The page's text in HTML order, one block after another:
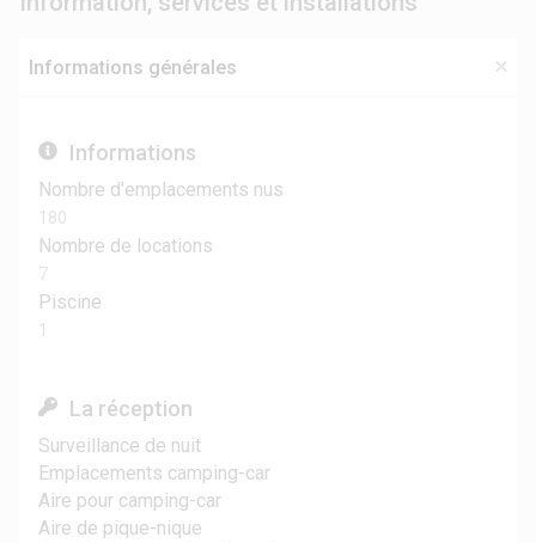
Informations générales
Informations
Nombre d'emplacements nus
180
Nombre de locations
7
Piscine
1
La réception
Surveillance de nuit
Emplacements camping-car
Aire pour camping-car
Aire de pique-nique